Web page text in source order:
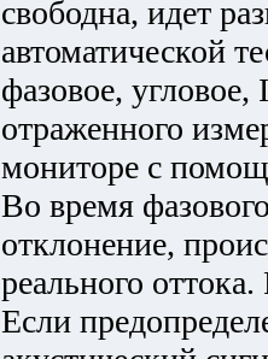
свободна, идет
автоматической
фазовое,
отраженного
мониторе с
Во время
отклонение,
реального
Если